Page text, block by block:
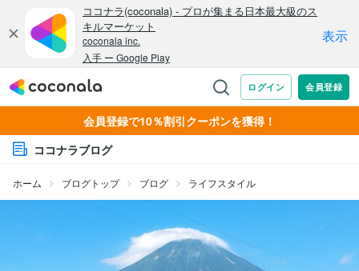
会員登録で10％割引クーポンを獲得！
ココナラブログ
ホーム ブログトップ ブログ ライフスタイル